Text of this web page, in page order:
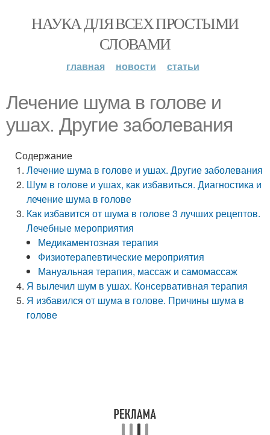
НАУКА ДЛЯ ВСЕХ ПРОСТЫМИ
СЛОВАМИ
главная новости статьи
Лечение шума в голове и
ушах. Другие заболевания
Содержание
Лечение шума в голове и ушах. Другие заболевания
Шум в голове и ушах, как избавиться. Диагностика и
лечение шума в голове
Как избавится от шума в голове 3 лучших рецептов.
Лечебные мероприятия
Медикаментозная терапия
Физиотерапевтические мероприятия
Мануальная терапия, массаж и самомассаж
Я вылечил шум в ушах. Консервативная терапия
Я избавился от шума в голове. Причины шума в
голове